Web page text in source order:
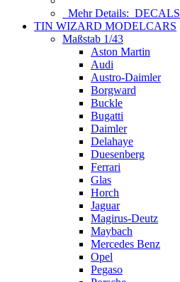
Mehr Details: DECALS
TIN WIZARD MODELCARS
Maßstab 1/43
Aston Martin
Audi
Austro-Daimler
Borgward
Buckle
Bugatti
Daimler
Delahaye
Duesenberg
Ferrari
Glas
Horch
Jaguar
Magirus-Deutz
Maybach
Mercedes Benz
Opel
Pegaso